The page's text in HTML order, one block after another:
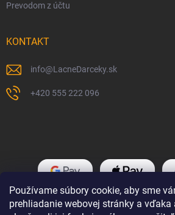
Používame súbory cookie, aby sme
prehliadanie webovej stránky a vďaka
Prevodom z účtu
KONTAKT
info@LacneDarceky.sk
+420 555 222 096